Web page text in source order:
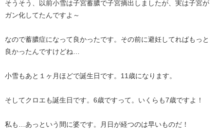
そうそう、以前小雪は子宮蓄膿で子宮摘出しましたが、実は子宮が
ガン化してたんですよ～
なので蓄膿症になって良かったです。その前に避妊してればもっと
良かったんですけどね…
小雪もあと１ヶ月ほどで誕生日です。11歳になります。
そしてクロエも誕生日です。6歳ですって。いくらも7歳ですよ！
私も…あっという間に婆です。月日が経つのは早いものだ！